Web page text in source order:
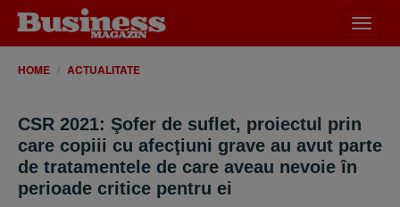
meniu
HOME ACTUALITATE
CSR 2021: Şofer de suflet, proiectul prin
care copiii cu afecţiuni grave au avut parte
de tratamentele de care aveau nevoie în
perioade critice pentru ei